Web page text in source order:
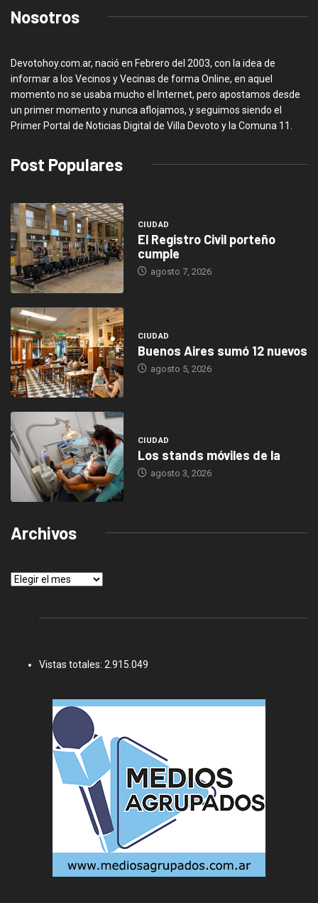
Nosotros
Devotohoy.com.ar, nació en Febrero del 2003, con la idea de
informar a los Vecinos y Vecinas de forma Online, en aquel
momento no se usaba mucho el Internet, pero apostamos desde
un primer momento y nunca aflojamos, y seguimos siendo el
Primer Portal de Noticias Digital de Villa Devoto y la Comuna 11.
Post Populares
CIUDAD
El Registro Civil porteño
cumple
agosto 7, 2026
CIUDAD
Buenos Aires sumó 12 nuevos
agosto 5, 2026
CIUDAD
Los stands móviles de la
agosto 3, 2026
Archivos
Archivos
Vistas totales: 2.915.049